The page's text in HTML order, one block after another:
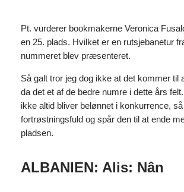
Pt. vurderer bookmakerne Veronica
en 25. plads. Hvilket er en rutsjebanetur
nummeret blev præsenteret.
Så galt tror jeg dog ikke at det kommer til
da det et af de bedre numre i dette års
ikke altid bliver belønnet i konkurrence,
fortrøstningsfuld og spår den til at ende
pladsen.
ALBANIEN: Alis: Nân